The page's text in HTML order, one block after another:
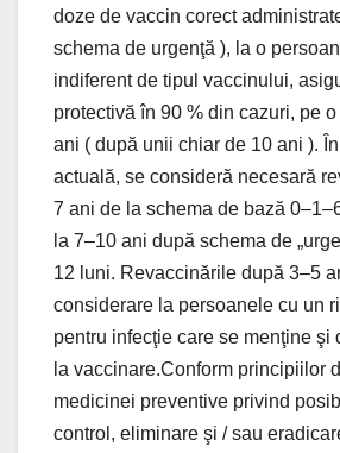
doze de vaccin corect
schema de urgenţă ), la o
indiferent de tipul vaccinului,
protectivă în 90 % din cazuri, pe
ani ( după unii chiar de 10 ani ).
actuală, se consideră necesară
7 ani de la schema de bază
la 7–10 ani după schema de
12 luni. Revaccinările după 3–5
considerare la persoanele cu un
pentru infecţie care se menţine şi
la vaccinare.Conform principiilor
medicinei preventive privind
control, eliminare şi / sau